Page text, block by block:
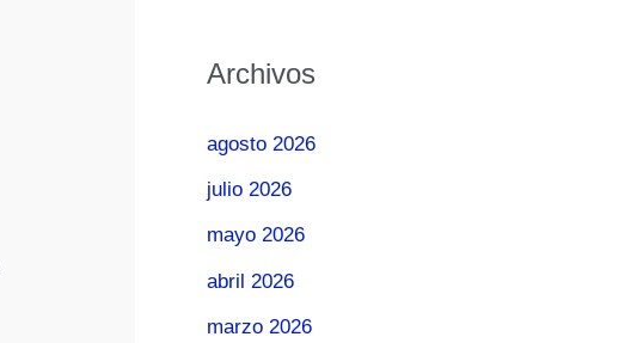
Archivos
agosto 2026
julio 2026
mayo 2026
abril 2026
marzo 2026